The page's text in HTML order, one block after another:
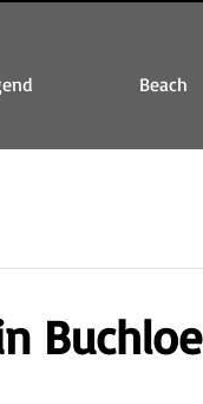
Beach
Buchloe